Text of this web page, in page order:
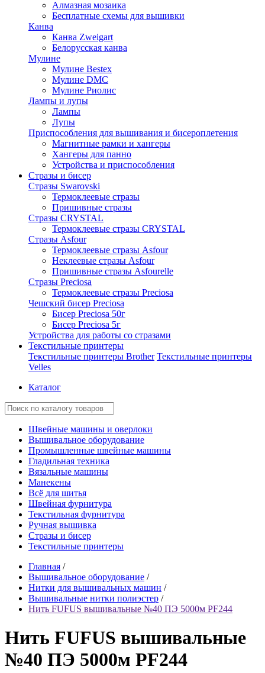
Алмазная мозаика
Бесплатные схемы для вышивки
Канва
Канва Zweigart
Белорусская канва
Мулине
Мулине Bestex
Мулине DMC
Мулине Риолис
Лампы и лупы
Лампы
Лупы
Приспособления для вышивания и бисероплетения
Магнитные рамки и хангеры
Хангеры для панно
Устройства и приспособления
Стразы и бисер
Стразы Swarovski
Термоклеевые стразы
Пришивные стразы
Стразы CRYSTAL
Термоклеевые стразы CRYSTAL
Стразы Asfour
Термоклеевые стразы Asfour
Неклеевые стразы Asfour
Пришивные стразы Asfourelle
Стразы Preciosa
Термоклеевые стразы Preciosa
Чешский бисер Preciosa
Бисер Preciosa 50г
Бисер Preciosa 5г
Устройства для работы со стразами
Текстильные принтеры
Текстильные принтеры Brother Текстильные принтеры
Velles
Каталог
Швейные машины и оверлоки
Вышивальное оборудование
Промышленные швейные машины
Гладильная техника
Вязальные машины
Манекены
Всё для шитья
Швейная фурнитура
Текстильная фурнитура
Ручная вышивка
Стразы и бисер
Текстильные принтеры
Главная /
Вышивальное оборудование /
Нитки для вышивальных машин /
Вышивальные нитки полиэстер /
Нить FUFUS вышивальные №40 ПЭ 5000м PF244
Нить FUFUS вышивальные
№40 ПЭ 5000м PF244